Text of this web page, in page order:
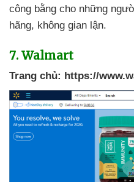
công bằng cho những
hãng, không gian lận.
7. Walmart
Trang chủ: https://